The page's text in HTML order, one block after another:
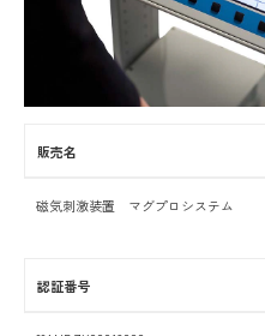
販売名
磁気刺激装置 マグプロシステム
認証番号